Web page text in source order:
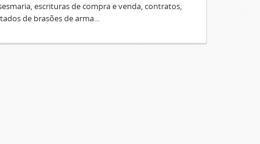
escrituras de compra e venda, contratos,
de brasões de arma...